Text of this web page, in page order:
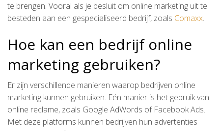
te brengen. Vooral als je besluit om online marketing uit te
besteden aan een gespecialiseerd bedrijf, zoals Comaxx.
Hoe kan een bedrijf online
marketing gebruiken?
Er zijn verschillende manieren waarop bedrijven online
marketing kunnen gebruiken. Eén manier is het gebruik van
online reclame, zoals Google AdWords of Facebook Ads.
Met deze platforms kunnen bedrijven hun advertenties